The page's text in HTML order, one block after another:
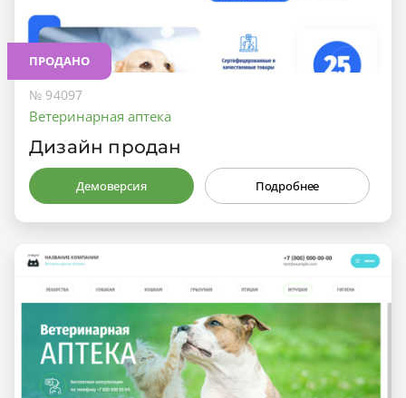
ПРОДАНО
№ 94097
Ветеринарная аптека
Дизайн продан
Демоверсия Подробнее